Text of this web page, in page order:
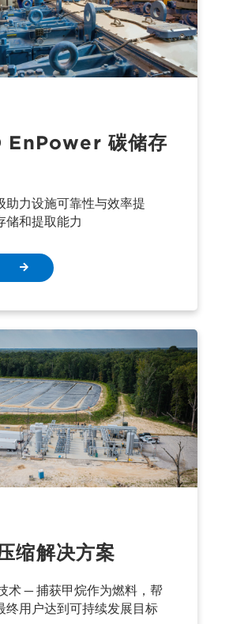
EnPower 碳储存
助力设施可靠性与效率提
储和提取能力
缩解决方案
术 — 捕获甲烷作为燃料，帮
终用户达到可持续发展目标